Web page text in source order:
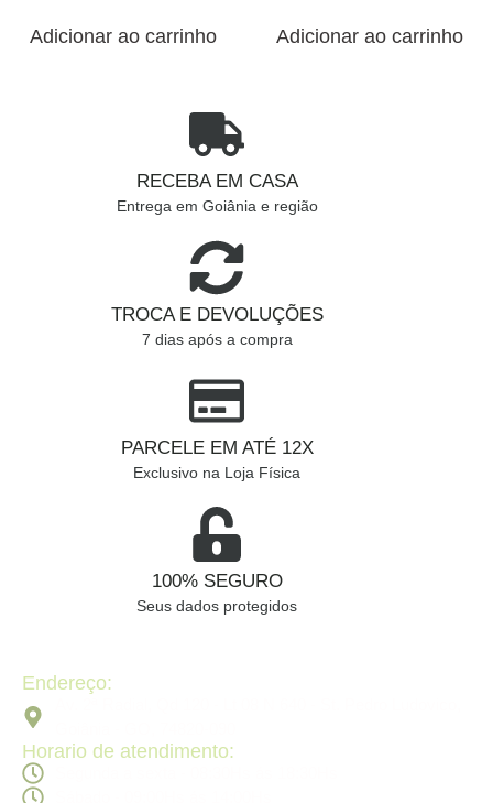
Adicionar ao carrinho Adicionar ao carrinho
RECEBA EM CASA
Entrega em Goiânia e região
TROCA E DEVOLUÇÕES
7 dias após a compra
PARCELE EM ATÉ 12X
Exclusivo na Loja Física
100% SEGURO
Seus dados protegidos
Endereço:
Horario de atendimento: